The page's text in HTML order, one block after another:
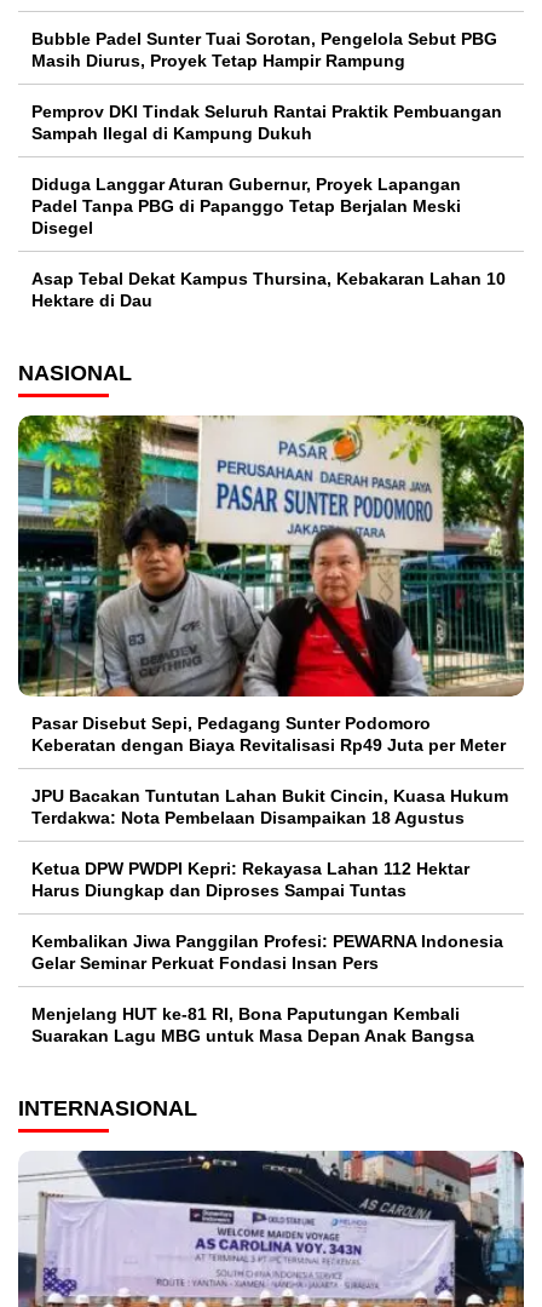
Bubble Padel Sunter Tuai Sorotan, Pengelola Sebut PBG
Masih Diurus, Proyek Tetap Hampir Rampung
Pemprov DKI Tindak Seluruh Rantai Praktik Pembuangan
Sampah Ilegal di Kampung Dukuh
Diduga Langgar Aturan Gubernur, Proyek Lapangan
Padel Tanpa PBG di Papanggo Tetap Berjalan Meski
Disegel
Asap Tebal Dekat Kampus Thursina, Kebakaran Lahan 10
Hektare di Dau
NASIONAL
Pasar Disebut Sepi, Pedagang Sunter Podomoro
Keberatan dengan Biaya Revitalisasi Rp49 Juta per Meter
JPU Bacakan Tuntutan Lahan Bukit Cincin, Kuasa Hukum
Terdakwa: Nota Pembelaan Disampaikan 18 Agustus
Ketua DPW PWDPI Kepri: Rekayasa Lahan 112 Hektar
Harus Diungkap dan Diproses Sampai Tuntas
Kembalikan Jiwa Panggilan Profesi: PEWARNA Indonesia
Gelar Seminar Perkuat Fondasi Insan Pers
Menjelang HUT ke-81 RI, Bona Paputungan Kembali
Suarakan Lagu MBG untuk Masa Depan Anak Bangsa
INTERNASIONAL